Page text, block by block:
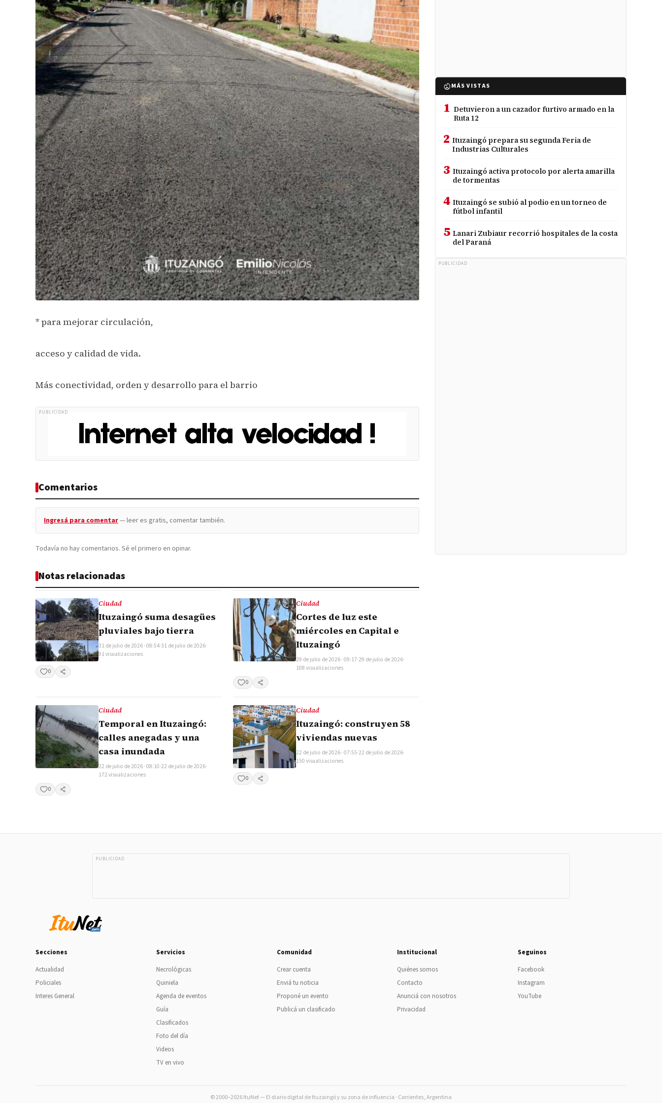
* para mejorar circulación,
acceso y calidad de vida.
Más conectividad, orden y desarrollo para el barrio
PUBLICIDAD
Comentarios
Ingresá para comentar— leer es gratis, comentar también.
Todavía no hay comentarios. Sé el primero en opinar.
Notas relacionadas
Ciudad
Ituzaingó suma desagües
pluviales bajo tierra
31 de julio de 2026 · 08:54·31 de julio de 2026·
91 visualizaciones
0 Compartir
Ciudad
Cortes de luz este
miércoles en Capital e
Ituzaingó
29 de julio de 2026 · 09:17·29 de julio de 2026·
108 visualizaciones
0
Compartir
Ciudad
Temporal en Ituzaingó:
calles anegadas y una
casa inundada
22 de julio de 2026 · 08:10·22 de julio de 2026·
172 visualizaciones
0
Compartir
Ciudad
Ituzaingó: construyen 58
viviendas nuevas
22 de julio de 2026 · 07:55·22 de julio de 2026·
150 visualizaciones
0 Compartir
MÁS VISTAS
1 Detuvieron a un cazador furtivo armado en la
Ruta 12
2 Ituzaingó prepara su segunda Feria de
Industrias Culturales
3 Ituzaingó activa protocolo por alerta amarilla
de tormentas
4 Ituzaingó se subió al podio en un torneo de
fútbol infantil
5 Lanari Zubiaur recorrió hospitales de la costa
del Paraná
PUBLICIDAD
PUBLICIDAD
Secciones
Actualidad
Policiales
Interes General
Servicios
Necrológicas
Quiniela
Agenda de eventos
Guía
Clasificados
Foto del día
Videos
TV en vivo
Comunidad
Crear cuenta
Enviá tu noticia
Proponé un evento
Publicá un clasificado
Institucional
Quiénes somos
Contacto
Anunciá con nosotros
Privacidad
Seguinos
Facebook
Instagram
YouTube
© 2000–2026 ItuNet — El diario digital de Ituzaingó y su zona de influencia · Corrientes, Argentina